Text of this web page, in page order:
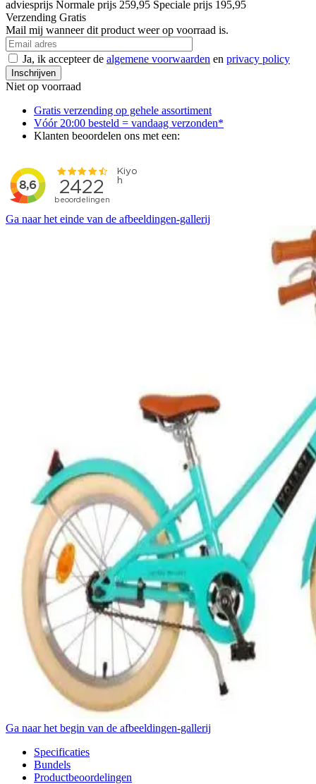
adviesprijs Normale prijs 259,95 Speciale prijs 195,95
Verzending Gratis
Mail mij wanneer dit product weer op voorraad is.
Ja, ik accepteer de algemene voorwaarden en privacy policy
Inschrijven
Niet op voorraad
Gratis verzending op gehele assortiment
Vóór 20:00 besteld = vandaag verzonden*
Klanten beoordelen ons met een:
Ga naar het einde van de afbeeldingen-gallerij
Ga naar het begin van de afbeeldingen-gallerij
Specificaties
Bundels
Productbeoordelingen